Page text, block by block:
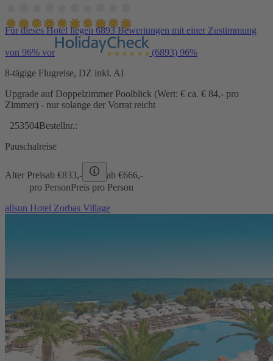
Für dieses Hotel liegen 6893 Bewertungen mit einer Zustimmung
von 96% vor (6893) 96%
8-tägige Flugreise, DZ inkl. AI
Upgrade auf Doppelzimmer Poolblick (Wert: € ca. € 84,- pro
Zimmer) - nur solange der Vorrat reicht
253504Bestellnr.:
Pauschalreise
Alter Preisab €833,- ab €666,-
pro PersonPreis pro Person
allsun Hotel Zorbas Village